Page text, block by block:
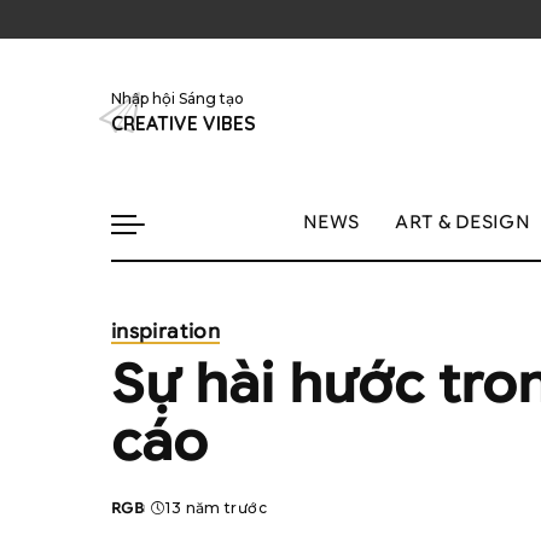
Nhập hội Sáng tạo
CREATIVE VIBES
NEWS ART & DESIGN
inspiration
Sự hài hước
cáo
Posted
RGB 13 năm trước